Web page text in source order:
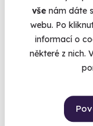
vše nám dáte
webu. Po
informací o
některé z nich.
Doporučujeme
Kovářem na
Poznejte krásu